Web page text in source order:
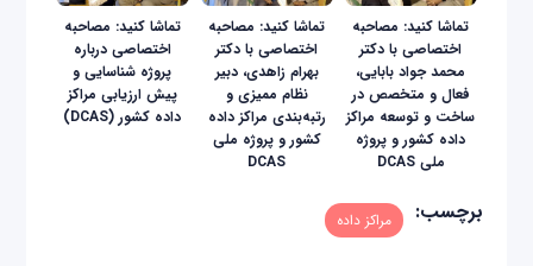
تماشا کنید: مصاحبه
اختصاصی با دکتر
محمد جواد بابایی،
فعال و متخصص در
ساخت و توسعه مراکز
داده کشور و پروژه
ملی DCAS
تماشا کنید: مصاحبه
اختصاصی با دکتر
بهرام زاهدی، دبیر
نظام ممیزی و
رتبه‌بندی مراکز داده
کشور و پروژه ملی
DCAS
تماشا کنید: مصاحبه
اختصاصی درباره
پروژه شناسایی و
پیش ارزیابی مراکز
داده کشور (DCAS)
برچسب: مراکز داده